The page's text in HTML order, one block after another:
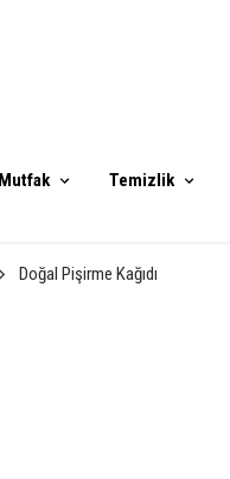
Mutfak Temizlik
Doğal Pişirme Kağıdı